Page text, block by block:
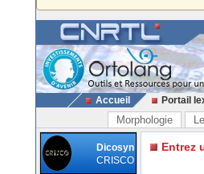
Accueil Portail
Morphologie
Dicosyn
CRISCO
Entrez